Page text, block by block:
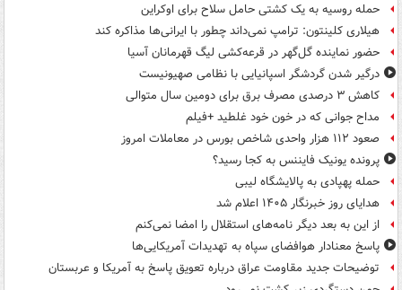
حمله روسیه به یک کشتی حامل سلاح برای اوکراین
هیلاری کلینتون: ترامپ نمی‌داند چطور با ایرانی‌ها مذاکره کند
حضور نماینده گل‌گهر در قرعه‌کشی لیگ قهرمانان آسیا
درگیر شدن گردشگر اسپانیایی با نظامی صهیونیست
کاهش ۳ درصدی مصرف برق برای دومین سال متوالی
مداح جوانی که در خون خود غلطید +فیلم
صعود ۱۱۲ هزار واحدی شاخص بورس در معاملات امروز
پرونده یونیک فایننس به کجا رسید؟
حمله پهپادی به پالایشگاه لیبی
هدایای روز خبرنگار ۱۴۰۵ اعلام شد
از این به بعد دیگر نامه‌های استقلال را امضا نمی‌کنم
پاسخ معنادار هوافضای سپاه به تهدیدات آمریکایی‌ها
توضیحات جدید مقاومت عراق درباره تعویق پاسخ به آمریکا و عربستان